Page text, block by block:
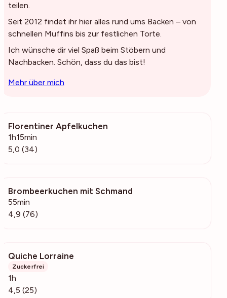
teilen.
Seit 2012 findet ihr hier alles rund ums Backen – von
schnellen Muffins bis zur festlichen Torte.
Ich wünsche dir viel Spaß beim Stöbern und
Nachbacken. Schön, dass du das bist!
Mehr über mich
Florentiner Apfelkuchen
1h15min
5,0 (34)
Brombeerkuchen mit Schmand
55min
4,9 (76)
Quiche Lorraine
Zuckerfrei
1h
4,5 (25)